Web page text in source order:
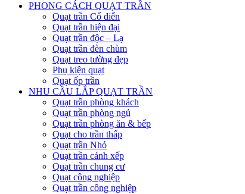
PHONG CÁCH QUẠT TRẦN
Quạt trần Cổ điển
Quạt trần hiện đại
Quạt trần độc – Lạ
Quạt trần đèn chùm
Quạt treo tường đẹp
Phụ kiện quạt
Quạt ốp trần
NHU CẦU LẮP QUẠT TRẦN
Quạt trần phòng khách
Quạt trần phòng ngủ
Quạt trần phòng ăn & bếp
Quạt cho trần thấp
Quạt trần Nhỏ
Quạt trần cánh xếp
Quạt trần chung cư
Quạt công nghiệp
Quạt trần công nghiệp